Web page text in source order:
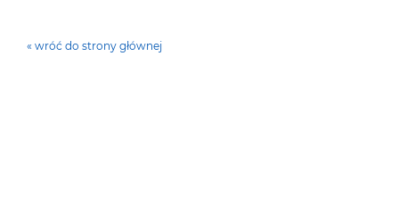
« wróć do strony głównej